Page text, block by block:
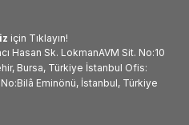
için Tıklayın!
Hasan Sk. LokmanAVM Sit. No:10
Bursa, Türkiye İstanbul Ofis:
No:Bilâ Eminönü, İstanbul, Türkiye